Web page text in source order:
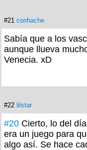
#21 conhache
Sabía que a los
aunque llueva
Venecia. xD
#22 lilstar
#20 Cierto, lo del
era un juego para
algo así. Se hace